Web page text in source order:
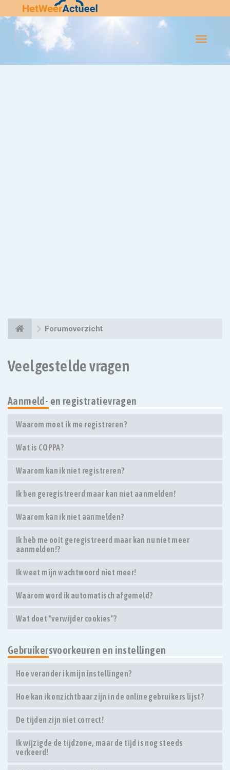
Flip-
Forumoverzicht
Veelgestelde vragen
Aanmeld- en registratievragen
Waarom moet ik me registreren?
Wat is COPPA?
Waarom kan ik niet registreren?
Ik ben geregistreerd maar kan niet aanmelden!
Waarom kan ik niet aanmelden?
Ik heb me ooit geregistreerd maar kan nu niet meer
aanmelden!?
Ik weet mijn wachtwoord niet meer!
Waarom word ik automatisch afgemeld?
Wat doet "verwijder cookies"?
Gebruikersvoorkeuren en instellingen
Hoe verander ik mijn instellingen?
Hoe kan ik onzichtbaar zijn in de online gebruikers lijst?
De tijden zijn niet correct!
Ik wijzigde de tijdzone, maar de tijd is nog steeds
verkeerd!